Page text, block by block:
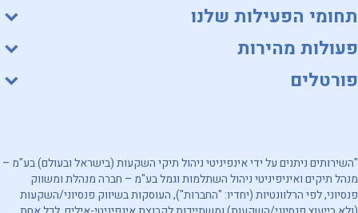
תחומי הפעילות שלנו
פעולות מהירות
פורטלים
"השירותים ניתנים על ידי אינפיניטי ניהול תיקי השקעות (בישראל ובעולם) בע"מ –
מנהל תיקים ואיניפיניטי ניהול השתלמות וגמל בע"מ – חברה מנהלת ומשווק
פנסיוני, לפי הרלוונטיות (יחדיו: "החברות"), העוסקות בשיווק פנסיוני/השקעות